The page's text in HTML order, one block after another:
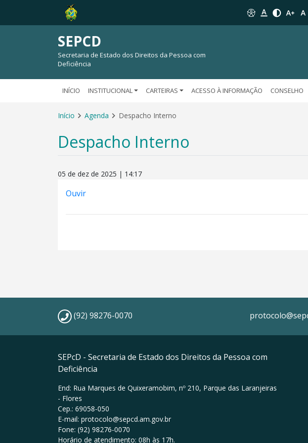
SEPCD
Secretaria de Estado dos Direitos da Pessoa com
Deficiência
INÍCIO INSTITUCIONAL CARTEIRAS ACESSO À INFORMAÇÃO CONSELHO
Início Agenda Despacho Interno
Despacho Interno
05 de dez de 2025 | 14:17
Ouvir
(92) 98276-0070
SEPcD - Secretaria de Estado dos Direitos da Pessoa com
Deficiência
End: Rua Marques de Quixeramobim, nº 210, Parque das Laranjeiras
- Flores
Cep.: 69058-050
E-mail: protocolo@sepcd.am.gov.br
Fone: (92) 98276-0070
Horário de atendimento: 08h às 17h.